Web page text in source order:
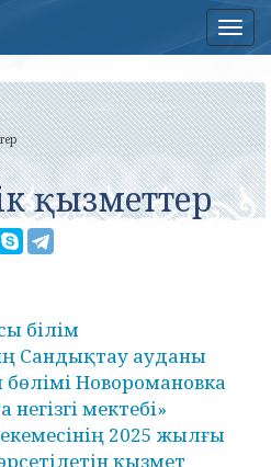
қызметтер
білім
Сандықтау ауданы
Новоромановка
мектебі»
2025 жылғы
қызмет